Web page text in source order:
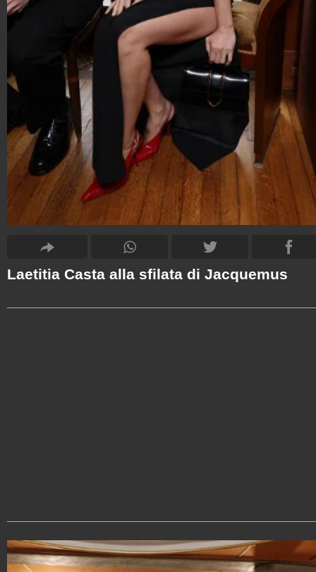
Laetitia Casta alla sfilata di Jacquemus